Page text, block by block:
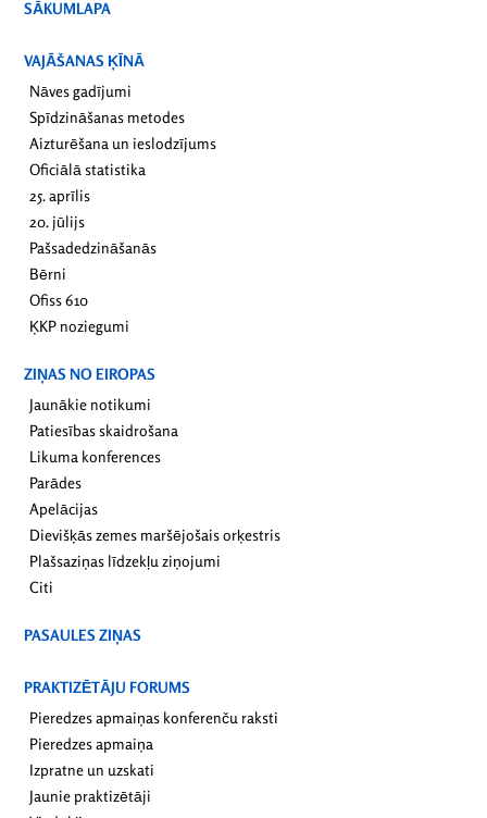
SĀKUMLAPA
VAJĀŠANAS ĶĪNĀ
Nāves gadījumi
Spīdzināšanas metodes
Aizturēšana un ieslodzījums
Oficiālā statistika
25. aprīlis
20. jūlijs
Pašsadedzināšanās
Bērni
Ofiss 610
ĶKP noziegumi
ZIŅAS NO EIROPAS
Jaunākie notikumi
Patiesības skaidrošana
Likuma konferences
Parādes
Apelācijas
Dievišķās zemes maršējošais orķestris
Plašsaziņas līdzekļu ziņojumi
Citi
PASAULES ZIŅAS
PRAKTIZĒTĀJU FORUMS
Pieredzes apmaiņas konferenču raksti
Pieredzes apmaiņa
Izpratne un uzskati
Jaunie praktizētāji